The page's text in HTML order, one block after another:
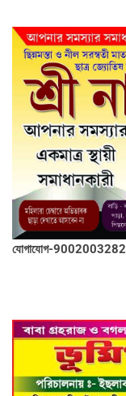
যোগাযোগ-9002003282